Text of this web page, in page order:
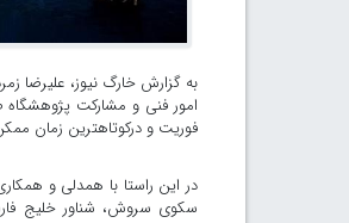
به گزارش خارگ نیوز، علیرضا
امور فنی و مشارکت
فوریت و درکوتاه‏ترین زمان
در این راستا با همدلی و
سکوی سروش، شناور خلیج